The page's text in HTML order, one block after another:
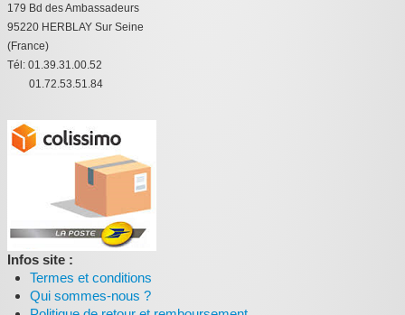
179 Bd des Ambassadeurs
95220 HERBLAY Sur Seine
(France)
Tél: 01.39.31.00.52
01.72.53.51.84
Infos site :
Termes et conditions
Qui sommes-nous ?